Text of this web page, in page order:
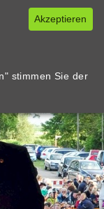
Akzeptieren
stimmen Sie der